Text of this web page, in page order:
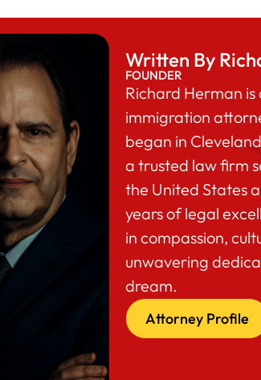
Written By
FOUNDER
Richard Herman
immigration
began in
a trusted law firm
the United States
years of legal
in compassion,
unwavering
dream.
Attorney Profile